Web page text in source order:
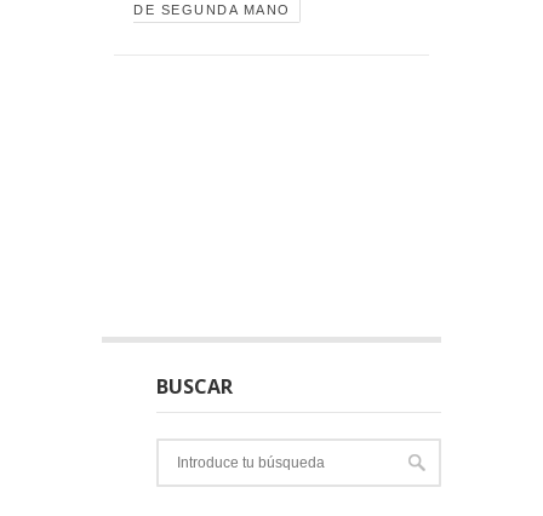
DE SEGUNDA MANO
BUSCAR